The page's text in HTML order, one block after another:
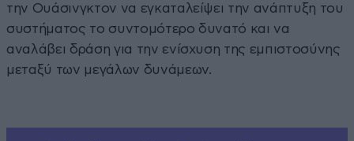
την Ουάσινγκτον να εγκαταλείψει την ανάπτυξη του
συστήματος το συντομότερο δυνατό και να
αναλάβει δράση για την ενίσχυση της εμπιστοσύνης
μεταξύ των μεγάλων δυνάμεων.